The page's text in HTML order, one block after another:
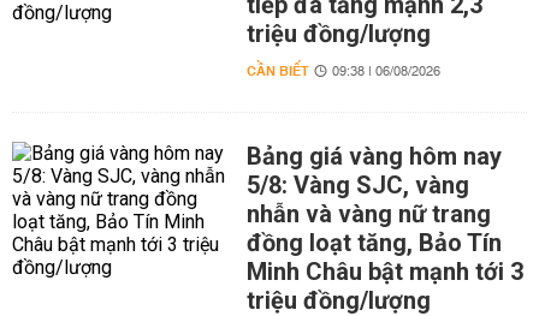
triệu đồng/lượng
CẦN BIẾT 09:38 | 06/08/2026
Bảng giá vàng hôm nay
5/8: Vàng SJC, vàng
nhẫn và vàng nữ trang
đồng loạt tăng, Bảo Tín
Minh Châu bật mạnh tới 3
triệu đồng/lượng